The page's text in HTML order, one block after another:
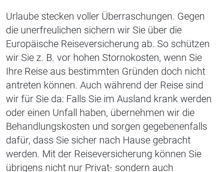
Urlaube stecken voller Überraschungen. Gegen
die unerfreulichen sichern wir Sie über die
Europäische Reiseversicherung ab. So schützen
wir Sie z. B. vor hohen Stornokosten, wenn Sie
Ihre Reise aus bestimmten Gründen doch nicht
antreten können. Auch während der Reise sind
wir für Sie da: Falls Sie im Ausland krank werden
oder einen Unfall haben, übernehmen wir die
Behandlungskosten und sorgen gegebenenfalls
dafür, dass Sie sicher nach Hause gebracht
werden. Mit der Reiseversicherung können Sie
übrigens nicht nur Privat- sondern auch